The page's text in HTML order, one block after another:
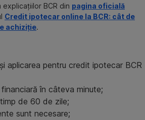
BCR din pagina oficială
Credit ipotecar online la BCR: cât de
achiziție.
aplicarea pentru credit ipotecar BCR
în câteva minute;
de 60 de zile;
sunt necesare;